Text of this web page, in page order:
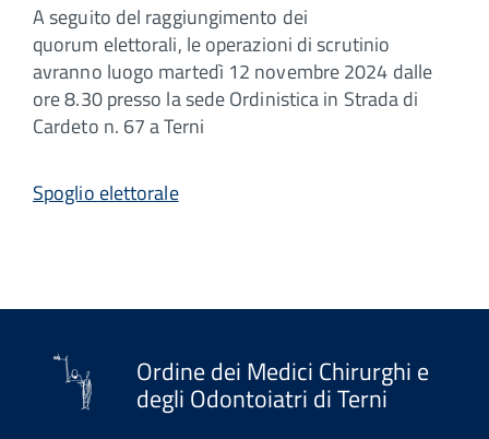
A seguito del raggiungimento dei
quorum elettorali, le operazioni di scrutinio
avranno luogo martedì 12 novembre 2024 dalle
ore 8.30 presso la sede Ordinistica in Strada di
Cardeto n. 67 a Terni
Spoglio elettorale
Ordine dei Medici Chirurghi e
degli Odontoiatri di Terni